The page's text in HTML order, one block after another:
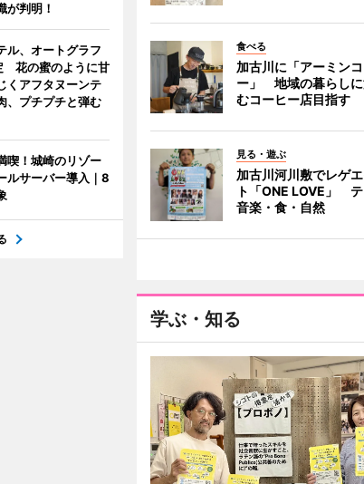
食べる
加古川に「アーミン
ー」 地域の暮らしに
むコーヒー店目指す
見る・遊ぶ
加古川河川敷でレゲ
ト「ONE LOVE」
音楽・食・自然
学ぶ・知る
が判明！
ル、オートグラフ
花の蜜のように甘
くアフタヌーンテ
プチプチと弾む
喫！城崎のリゾー
ルサーバー導入｜8